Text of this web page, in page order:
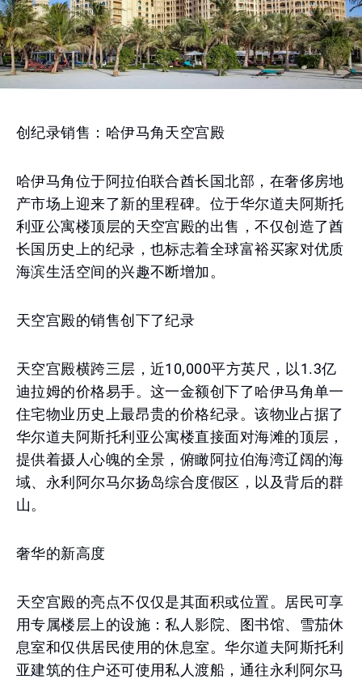
创纪录销售：哈伊马角天空宫殿
哈伊马角位于阿拉伯联合酋长国北部，在奢侈房地
产市场上迎来了新的里程碑。位于华尔道夫阿斯托
利亚公寓楼顶层的天空宫殿的出售，不仅创造了酋
长国历史上的纪录，也标志着全球富裕买家对优质
海滨生活空间的兴趣不断增加。
天空宫殿的销售创下了纪录
天空宫殿横跨三层，近10,000平方英尺，以1.3亿
迪拉姆的价格易手。这一金额创下了哈伊马角单一
住宅物业历史上最昂贵的价格纪录。该物业占据了
华尔道夫阿斯托利亚公寓楼直接面对海滩的顶层，
提供着摄人心魄的全景，俯瞰阿拉伯海湾辽阔的海
域、永利阿尔马尔扬岛综合度假区，以及背后的群
山。
奢华的新高度
天空宫殿的亮点不仅仅是其面积或位置。居民可享
用专属楼层上的设施：私人影院、图书馆、雪茄休
息室和仅供居民使用的休息室。华尔道夫阿斯托利
亚建筑的住户还可使用私人渡船，通往永利阿尔马